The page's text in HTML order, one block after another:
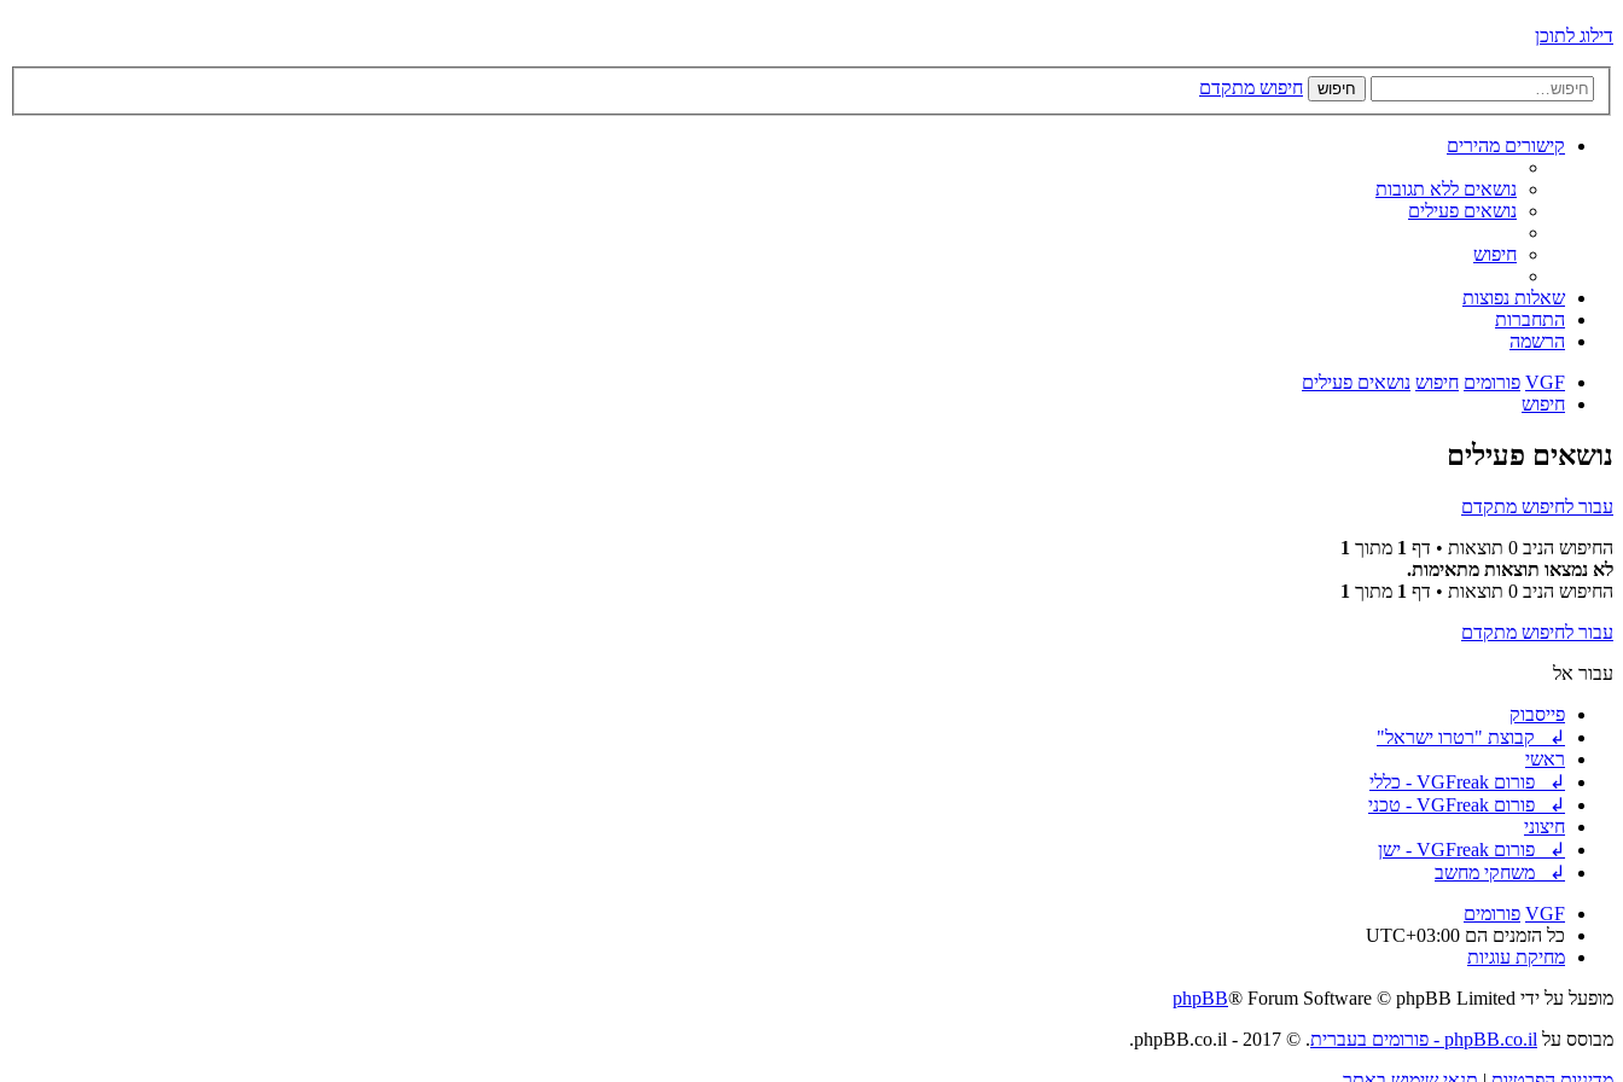
דילוג לתוכן
חיפוש חיפוש מתקדם
קישורים מהירים
נושאים ללא תגובות
נושאים פעילים
חיפוש
שאלות נפוצות
התחברות
הרשמה
VGF פורומים חיפוש נושאים פעילים
חיפוש
נושאים פעילים
עבור לחיפוש מתקדם
החיפוש הניב 0 תוצאות • דף
1 מתוך 1
לא נמצאו תוצאות מתאימות.
החיפוש הניב 0 תוצאות • דף
1 מתוך 1
עבור לחיפוש מתקדם
עבור אל
פייסבוק
↲ קבוצת "רטרו ישראל"
ראשי
↲ פורום VGFreak - כללי
↲ פורום VGFreak - טכני
חיצוני
↲ פורום VGFreak - ישן
↲ משחקי מחשב
VGF פורומים
כל הזמנים הם UTC+03:00
מחיקת עוגיות
מופעל על ידי
phpBB® Forum Software © phpBB Limited
מבוסס על phpBB.co.il - פורומים בעברית
. © 2017 - phpBB.co.il.